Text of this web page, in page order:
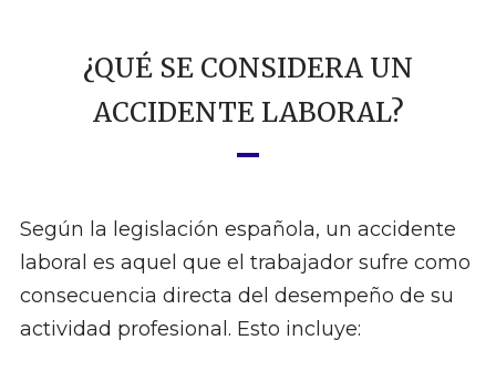
¿QUÉ SE CONSIDERA UN
ACCIDENTE LABORAL?
Según la legislación española, un accidente
laboral es aquel que el trabajador sufre como
consecuencia directa del desempeño de su
actividad profesional. Esto incluye: